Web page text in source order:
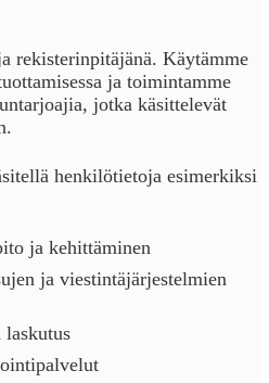
rekisterinpitäjänä. Käytämme
ja toimintamme
jotka käsittelevät
henkilötietoja esimerkiksi
ja kehittäminen
ja viestintäjärjestelmien
laskutus